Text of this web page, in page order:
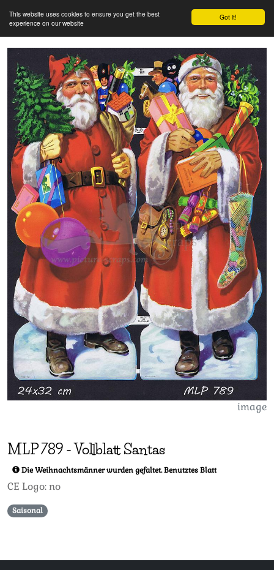
Got it!
This website uses cookies to ensure you get the best
experience on our website
image
MLP789 -Vollblatt Santas
Die Weihnachtsmänner wurden gefaltet. Benutztes Blatt
CE Logo: no
Saisonal